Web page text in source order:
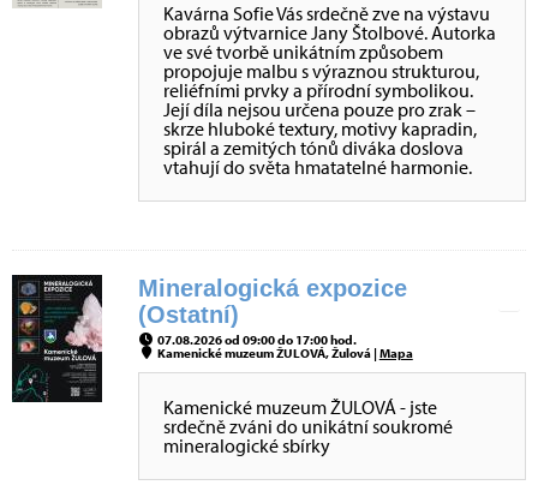
Kavárna Sofie Vás srdečně zve na výstavu
obrazů výtvarnice Jany Štolbové. Autorka
ve své tvorbě unikátním způsobem
propojuje malbu s výraznou strukturou,
reliéfními prvky a přírodní symbolikou.
Její díla nejsou určena pouze pro zrak –
skrze hluboké textury, motivy kapradin,
spirál a zemitých tónů diváka doslova
vtahují do světa hmatatelné harmonie.
Mineralogická expozice
(Ostatní)
07.08.2026 od 09:00 do 17:00 hod.
Kamenické muzeum ŽULOVÁ, Žulová |Mapa
Kamenické muzeum ŽULOVÁ - jste
srdečně zváni do unikátní soukromé
mineralogické sbírky